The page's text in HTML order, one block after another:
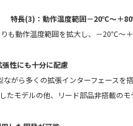
特長(3)：動作温度範囲－20℃～＋
も動作温度範囲を拡大し、－20℃～＋
性にも十分に配慮
がら多くの拡張インターフェースを
たモデルの他、リード部品非搭載のモ